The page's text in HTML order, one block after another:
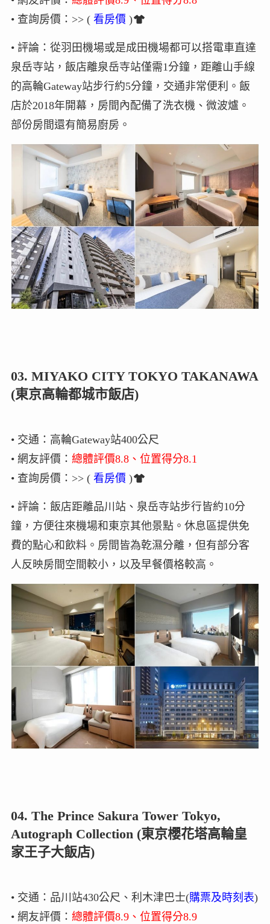
• 查詢房價：>> ( 看房價 )
• 評論：從羽田機場或是成田機場都可以搭電車直達
泉岳寺站，飯店離泉岳寺站僅需1分鐘，距離山手線
的高輪Gateway站步行約5分鐘，交通非常便利。飯
店於2018年開幕，房間內配備了洗衣機、微波爐。
部份房間還有簡易廚房。
03. MIYAKO CITY TOKYO TAKANAWA
(東京高輪都城市飯店)
• 交通：高輪Gateway站400公尺
• 網友評價： 總體評價8.8、位置得分8.1
• 查詢房價：>> ( 看房價 )
• 評論：飯店距離品川站、泉岳寺站步行皆約10分
鐘，方便往來機場和東京其他景點。休息區提供免
費的點心和飲料。房間皆為乾濕分離，但有部分客
人反映房間空間較小，以及早餐價格較高。
04. The Prince Sakura Tower Tokyo,
Autograph Collection (東京櫻花塔高輪皇
家王子大飯店)
• 交通：品川站430公尺、利木津巴士(購票及時刻表)
• 網友評價： 總體評價8.9、位置得分8.9